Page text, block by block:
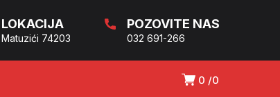
LOKACIJA
Matuzići 74203
POZOVITE NAS
032 691-266
0 0